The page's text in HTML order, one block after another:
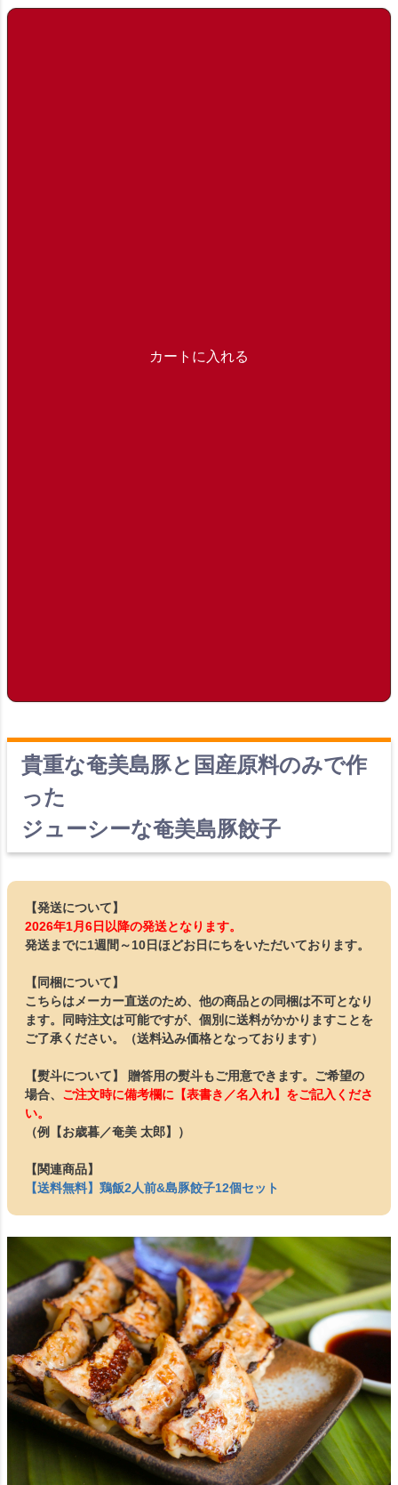
カートに入れる
貴重な奄美島豚と国産原料のみで作
った
ジューシーな奄美島豚餃子
【発送について】
2026年1月6日以降の発送となります。
発送までに1週間～10日ほどお日にちをいただいております。
【同梱について】
こちらはメーカー直送のため、他の商品との同梱は不可となり
ます。同時注文は可能ですが、個別に送料がかかりますことを
ご了承ください。（送料込み価格となっております）
【熨斗について】 贈答用の熨斗もご用意できます。ご希望の
場合、 ご注文時に備考欄に【表書き／名入れ】をご記入くださ
い。
（例【お歳暮／奄美 太郎】）
【関連商品】
【送料無料】鶏飯2人前&島豚餃子12個セット